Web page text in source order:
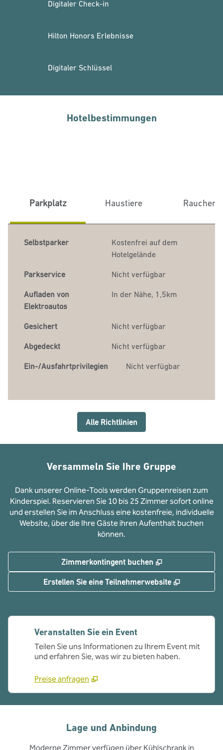
Digitaler Check-in
Hilton Honors Erlebnisse
Digitaler Schlüssel
Hotelbestimmungen
Parkplatz Haustiere Raucher
Selbstparker
Kostenfrei auf dem
Hotelgelände
Parkservice Nicht verfügbar
Aufladen von
Elektroautos
In der Nähe, 1,5km
Gesichert Nicht verfügbar
Abgedeckt Nicht verfügbar
Ein-/Ausfahrtprivilegien Nicht verfügbar
Alle Richtlinien
Versammeln Sie Ihre Gruppe
Dank unserer Online-Tools werden Gruppenreisen zum
Kinderspiel. Reservieren Sie 10 bis 25 Zimmer sofort online
und erstellen Sie im Anschluss eine kostenfreie, individuelle
Website, über die Ihre Gäste ihren Aufenthalt buchen
können.
Zimmerkontingent buchen ,
Erstellen Sie eine Teilnehmerwebsite ,
Veranstalten Sie ein Event
Teilen Sie uns Informationen zu Ihrem Event mit
und erfahren Sie, was wir zu bieten haben.
Preise anfragen
Lage und Anbindung
Moderne Zimmer verfügen über Kühlschrank in